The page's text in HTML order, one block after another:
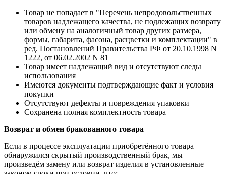
Товар не попадает в "Перечень непродовольственных
товаров надлежащего качества, не подлежащих возврату
или обмену на аналогичный товар других размера,
формы, габарита, фасона, расцветки и комплектации" в
ред. Постановлений Правительства РФ от 20.10.1998 N
1222, от 06.02.2002 N 81
Товар имеет надлежащий вид и отсутствуют следы
использования
Имеются документы подтверждающие факт и условия
покупки
Отсутствуют дефекты и повреждения упаковки
Сохранена полная комплектность товара
Возврат и обмен бракованного товара
Если в процессе эксплуатации приобретённого товара
обнаружился скрытый производственный брак, мы
произведём замену или возврат изделия в установленные